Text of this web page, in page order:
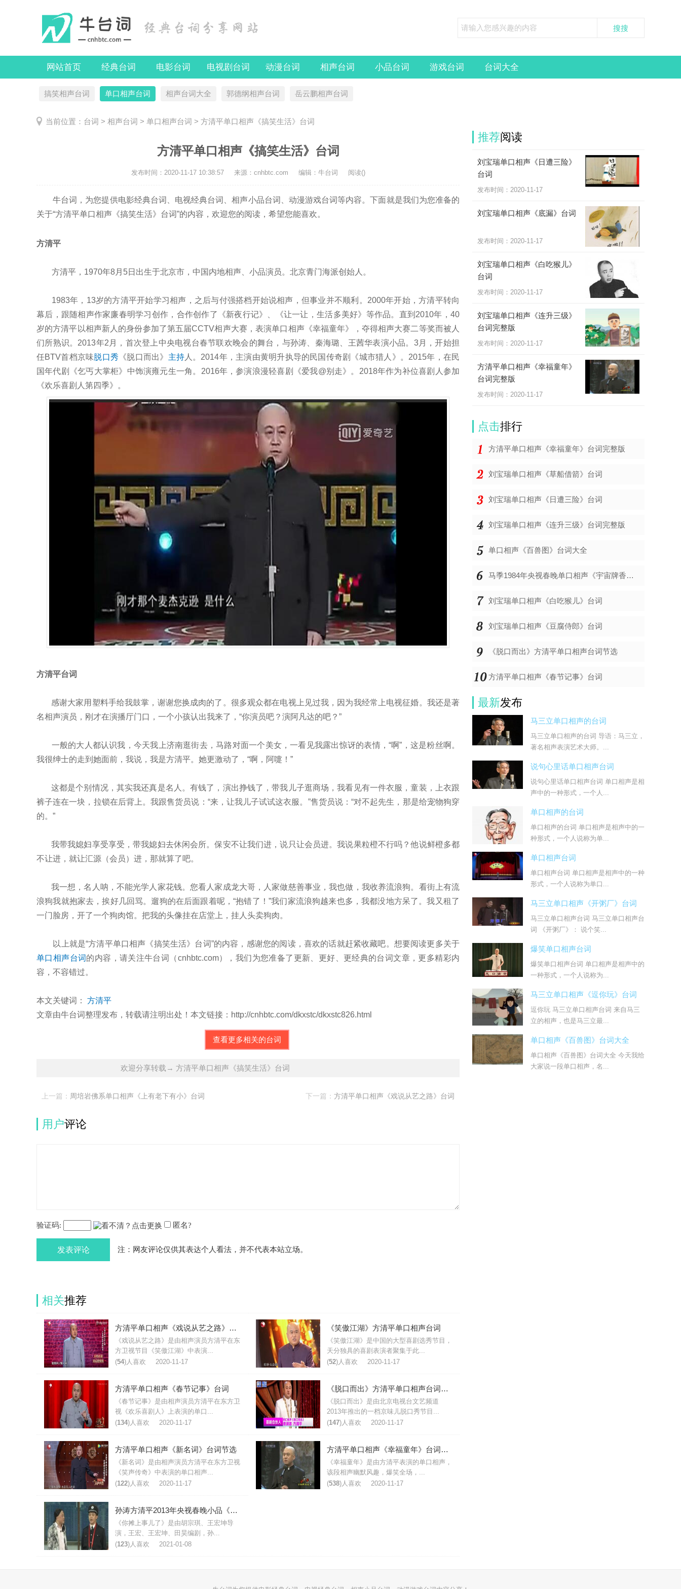
网站首页 经典台词 电影台词 电视剧台词 动漫台词 相声台词 小品台词 游戏台词 台词大全
搞笑相声台词 单口相声台词 相声台词大全 郭德纲相声台词 岳云鹏相声台词
当前位置： 台词 > 相声台词 > 单口相声台词 > 方清平单口相声《搞笑生活》台词
方清平单口相声《搞笑生活》台词
发布时间： 2020-11-17 10:38:57 来源：cnhbtc.com 编辑：牛台词 阅读()
牛台词，为您提供电影经典台词、电视经典台词、相声小品台词、动漫游戏台词等内容。下面就是我们为您准备的
关于“方清平单口相声《搞笑生活》台词”的内容，欢迎您的阅读，希望您能喜欢。
方清平
方清平，1970年8月5日出生于北京市，中国内地相声、小品演员。北京青门海派创始人。
1983年，13岁的方清平开始学习相声，之后与付强搭档开始说相声，但事业并不顺利。2000年开始，方清平转向
幕后，跟随相声作家廉春明学习创作，合作创作了《新夜行记》、《让一让，生活多美好》等作品。直到2010年，40
岁的方清平以相声新人的身份参加了第五届CCTV相声大赛，表演单口相声《幸福童年》，夺得相声大赛二等奖而被人
们所熟识。2013年2月，首次登上中央电视台春节联欢晚会的舞台，与孙涛、秦海璐、王茜华表演小品。3月，开始担
任BTV首档京味脱口秀 《脱口而出》 主持人。2014年，主演由黄明升执导的民国传奇剧《城市猎人》。2015年，在民
国年代剧《乞丐大掌柜》中饰演雍元生一角。2016年，参演浪漫轻喜剧《爱我@别走》。2018年作为补位喜剧人参加
《欢乐喜剧人第四季》。
方清平台词
感谢大家用塑料手给我鼓掌，谢谢您换成肉的了。很多观众都在电视上见过我，因为我经常上电视征婚。我还是著
名相声演员，刚才在演播厅门口，一个小孩认出我来了，“你演员吧？演阿凡达的吧？”
一般的大人都认识我，今天我上济南逛街去，马路对面一个美女，一看见我露出惊讶的表情，“啊”，这是粉丝啊。
我很绅士的走到她面前，我说，我是方清平。她更激动了，“啊，阿嚏！”
这都是个别情况，其实我还真是名人。有钱了，演出挣钱了，带我儿子逛商场，我看见有一件衣服，童装，上衣跟
裤子连在一块，拉锁在后背上。我跟售货员说：“来，让我儿子试试这衣服。”售货员说：“对不起先生，那是给宠物狗穿
的。”
我带我媳妇享受享受，带我媳妇去休闲会所。保安不让我们进，说只让会员进。我说果粒橙不行吗？他说鲜橙多都
不让进，就让汇源（会员）进，那就算了吧。
我一想，名人呐，不能光学人家花钱。您看人家成龙大哥，人家做慈善事业，我也做，我收养流浪狗。看街上有流
浪狗我就抱家去，挨好几回骂。遛狗的在后面跟着呢，“抱错了！”我们家流浪狗越来也多，我都没地方呆了。我又租了
一门脸房，开了一个狗肉馆。把我的头像挂在店堂上，挂人头卖狗肉。
以上就是“方清平单口相声《搞笑生活》台词”的内容，感谢您的阅读，喜欢的话就赶紧收藏吧。想要阅读更多关于
单口相声台词的内容，请关注牛台词（cnhbtc.com），我们为您准备了更新、更好、更经典的台词文章，更多精彩内
容，不容错过。
本文关键词： 方清平
文章由牛台词整理发布，转载请注明出处！本文链接：http://cnhbtc.com/dkxstc/dkxstc826.html
查看更多相关的台词
欢迎分享转载→ 方清平单口相声《搞笑生活》台词
上一篇： 周培岩佛系单口相声《上有老下有小》台词 下一篇： 方清平单口相声《戏说从艺之路》台词
用户评论
验证码: 匿名?
发表评论 注：网友评论仅供其表达个人看法，并不代表本站立场。
相关推荐
方清平单口相声《戏说从艺之路》台词
《戏说从艺之路》是由相声演员方清平在东
方卫视节目《笑傲江湖》中表演...
(54)人喜欢 2020-11-17
《笑傲江湖》方清平单口相声台词
《笑傲江湖》是中国的大型喜剧选秀节目，
天分独具的喜剧表演者聚集于此...
(52)人喜欢 2020-11-17
方清平单口相声《春节记事》台词
《春节记事》是由相声演员方清平在东方卫
视《欢乐喜剧人》上表演的单口...
(134)人喜欢 2020-11-17
《脱口而出》方清平单口相声台词节选
《脱口而出》是由北京电视台文艺频道
2013年推出的一档京味儿脱口秀节目...
(147)人喜欢 2020-11-17
方清平单口相声《新名词》台词节选
《新名词》是由相声演员方清平在东方卫视
《笑声传奇》中表演的单口相声...
(122)人喜欢 2020-11-17
方清平单口相声《幸福童年》台词完整版
《幸福童年》是由方清平表演的单口相声，
该段相声幽默风趣，爆笑全场，...
(538)人喜欢 2020-11-17
孙涛方清平2013年央视春晚小品《你摊上事儿了》台词
《你摊上事儿了》是由胡宗琪、王宏坤导
演，王宏、王宏坤、田昊编剧，孙...
(123)人喜欢 2021-01-08
推荐阅读
刘宝瑞单口相声《日遭三险》
台词
发布时间： 2020-11-17
刘宝瑞单口相声《底漏》台词
发布时间： 2020-11-17
刘宝瑞单口相声《白吃猴儿》
台词
发布时间： 2020-11-17
刘宝瑞单口相声《连升三级》
台词完整版
发布时间： 2020-11-17
方清平单口相声《幸福童年》
台词完整版
发布时间： 2020-11-17
点击排行
方清平单口相声《幸福童年》台词完整版
刘宝瑞单口相声《草船借箭》台词
刘宝瑞单口相声《日遭三险》台词
刘宝瑞单口相声《连升三级》台词完整版
单口相声《百兽图》台词大全
马季1984年央视春晚单口相声《宇宙牌香烟》台词
刘宝瑞单口相声《白吃猴儿》台词
刘宝瑞单口相声《豆腐侍郎》台词
《脱口而出》方清平单口相声台词节选
方清平单口相声《春节记事》台词
最新发布
马三立单口相声的台词
马三立单口相声的台词 导语：马三立，
著名相声表演艺术大师。...
说句心里话单口相声台词
说句心里话单口相声台词 单口相声是相
声中的一种形式，一个人...
单口相声的台词
单口相声的台词 单口相声是相声中的一
种形式，一个人说称为单...
单口相声台词
单口相声台词 单口相声是相声中的一种
形式，一个人说称为单口...
马三立单口相声《开粥厂》台词
马三立单口相声台词 马三立单口相声台
词 《开粥厂》： 说个笑...
爆笑单口相声台词
爆笑单口相声台词 单口相声是相声中的
一种形式，一个人说称为...
马三立单口相声《逗你玩》台词
逗你玩 马三立单口相声台词 来自马三
立的相声，也是马三立最...
单口相声《百兽图》台词大全
单口相声《百兽图》台词大全 今天我给
大家说一段单口相声，名...